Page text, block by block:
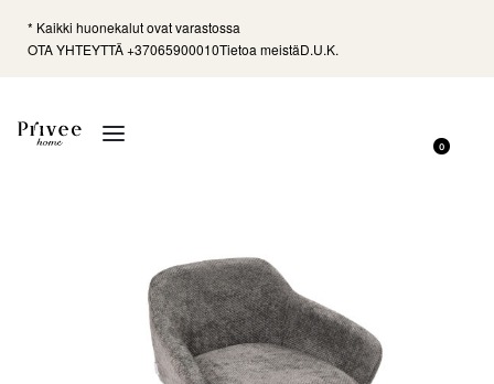
* Kaikki huonekalut ovat varastossa
OTA YHTEYTTÄ +37065900010Tietoa meistäD.U.K.
0